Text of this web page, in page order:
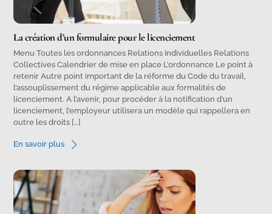
La création d’un formulaire pour le licenciement
Menu Toutes les ordonnances Relations Individuelles Relations
Collectives Calendrier de mise en place L’ordonnance Le point à
retenir Autre point important de la réforme du Code du travail,
l’assouplissement du régime applicable aux formalités de
licenciement. A l’avenir, pour procéder à la notification d’un
licenciement, l’employeur utilisera un modèle qui rappellera en
outre les droits […]
En savoir plus